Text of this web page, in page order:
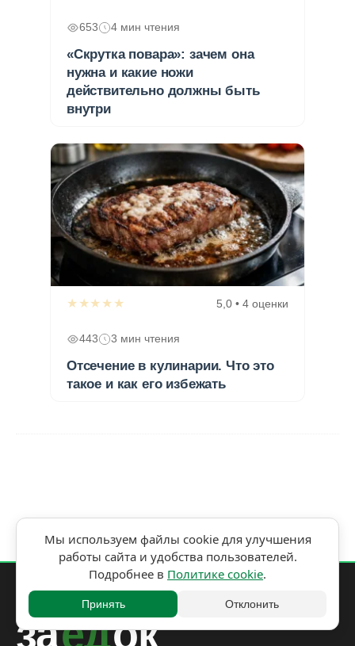
653 4 мин чтения
«Скрутка повара»: зачем она
нужна и какие ножи
действительно должны быть
внутри
★★★★★ 5,0 • 4 оценки
443 3 мин чтения
Отсечение в кулинарии. Что это
такое и как его избежать
Мы используем файлы cookie для улучшения
работы сайта и удобства пользователей.
Подробнее в Политике cookie.
Принять Отклонить
заедок